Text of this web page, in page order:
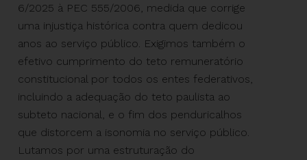
6/2025 à PEC 555/2006, medida que corrige
uma injustiça histórica contra quem dedicou
anos ao serviço público. Exigimos também o
efetivo cumprimento do teto remuneratório
constitucional por todos os entes federativos,
incluindo a adequação do teto paulista ao
subteto nacional, e o fim dos penduricalhos
que distorcem a isonomia no serviço público.
Lutamos por uma estruturação do